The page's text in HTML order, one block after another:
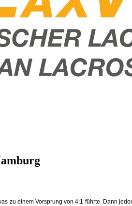
zu einem Vorsprung von 4:1 führte. Dann